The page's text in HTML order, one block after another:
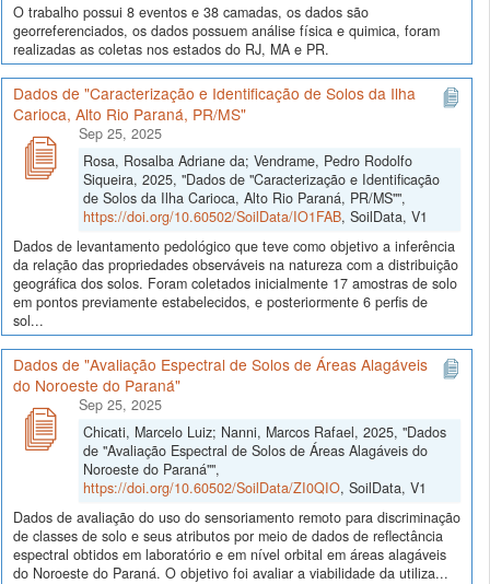
O trabalho possui 8 eventos e 38 camadas, os dados são
georreferenciados, os dados possuem análise física e quimica, foram
realizadas as coletas nos estados do RJ, MA e PR.
Dados de "Caracterização e Identificação de Solos da Ilha
Carioca, Alto Rio Paraná, PR/MS"
Sep 25, 2025
Rosa, Rosalba Adriane da; Vendrame, Pedro Rodolfo
Siqueira, 2025, "Dados de "Caracterização e Identificação
de Solos da Ilha Carioca, Alto Rio Paraná, PR/MS"",
https://doi.org/10.60502/SoilData/IO1FAB, SoilData, V1
Dados de levantamento pedológico que teve como objetivo a inferência
da relação das propriedades observáveis na natureza com a distribuição
geográfica dos solos. Foram coletados inicialmente 17 amostras de solo
em pontos previamente estabelecidos, e posteriormente 6 perfis de
sol...
Dados de "Avaliação Espectral de Solos de Áreas Alagáveis
do Noroeste do Paraná"
Sep 25, 2025
Chicati, Marcelo Luiz; Nanni, Marcos Rafael, 2025, "Dados
de "Avaliação Espectral de Solos de Áreas Alagáveis do
Noroeste do Paraná"",
https://doi.org/10.60502/SoilData/ZI0QIO, SoilData, V1
Dados de avaliação do uso do sensoriamento remoto para discriminação
de classes de solo e seus atributos por meio de dados de reflectância
espectral obtidos em laboratório e em nível orbital em áreas alagáveis
do Noroeste do Paraná. O objetivo foi avaliar a viabilidade da utiliza...